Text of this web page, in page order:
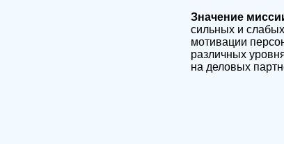
Значение
сильных и
мотивации
различных
на деловых